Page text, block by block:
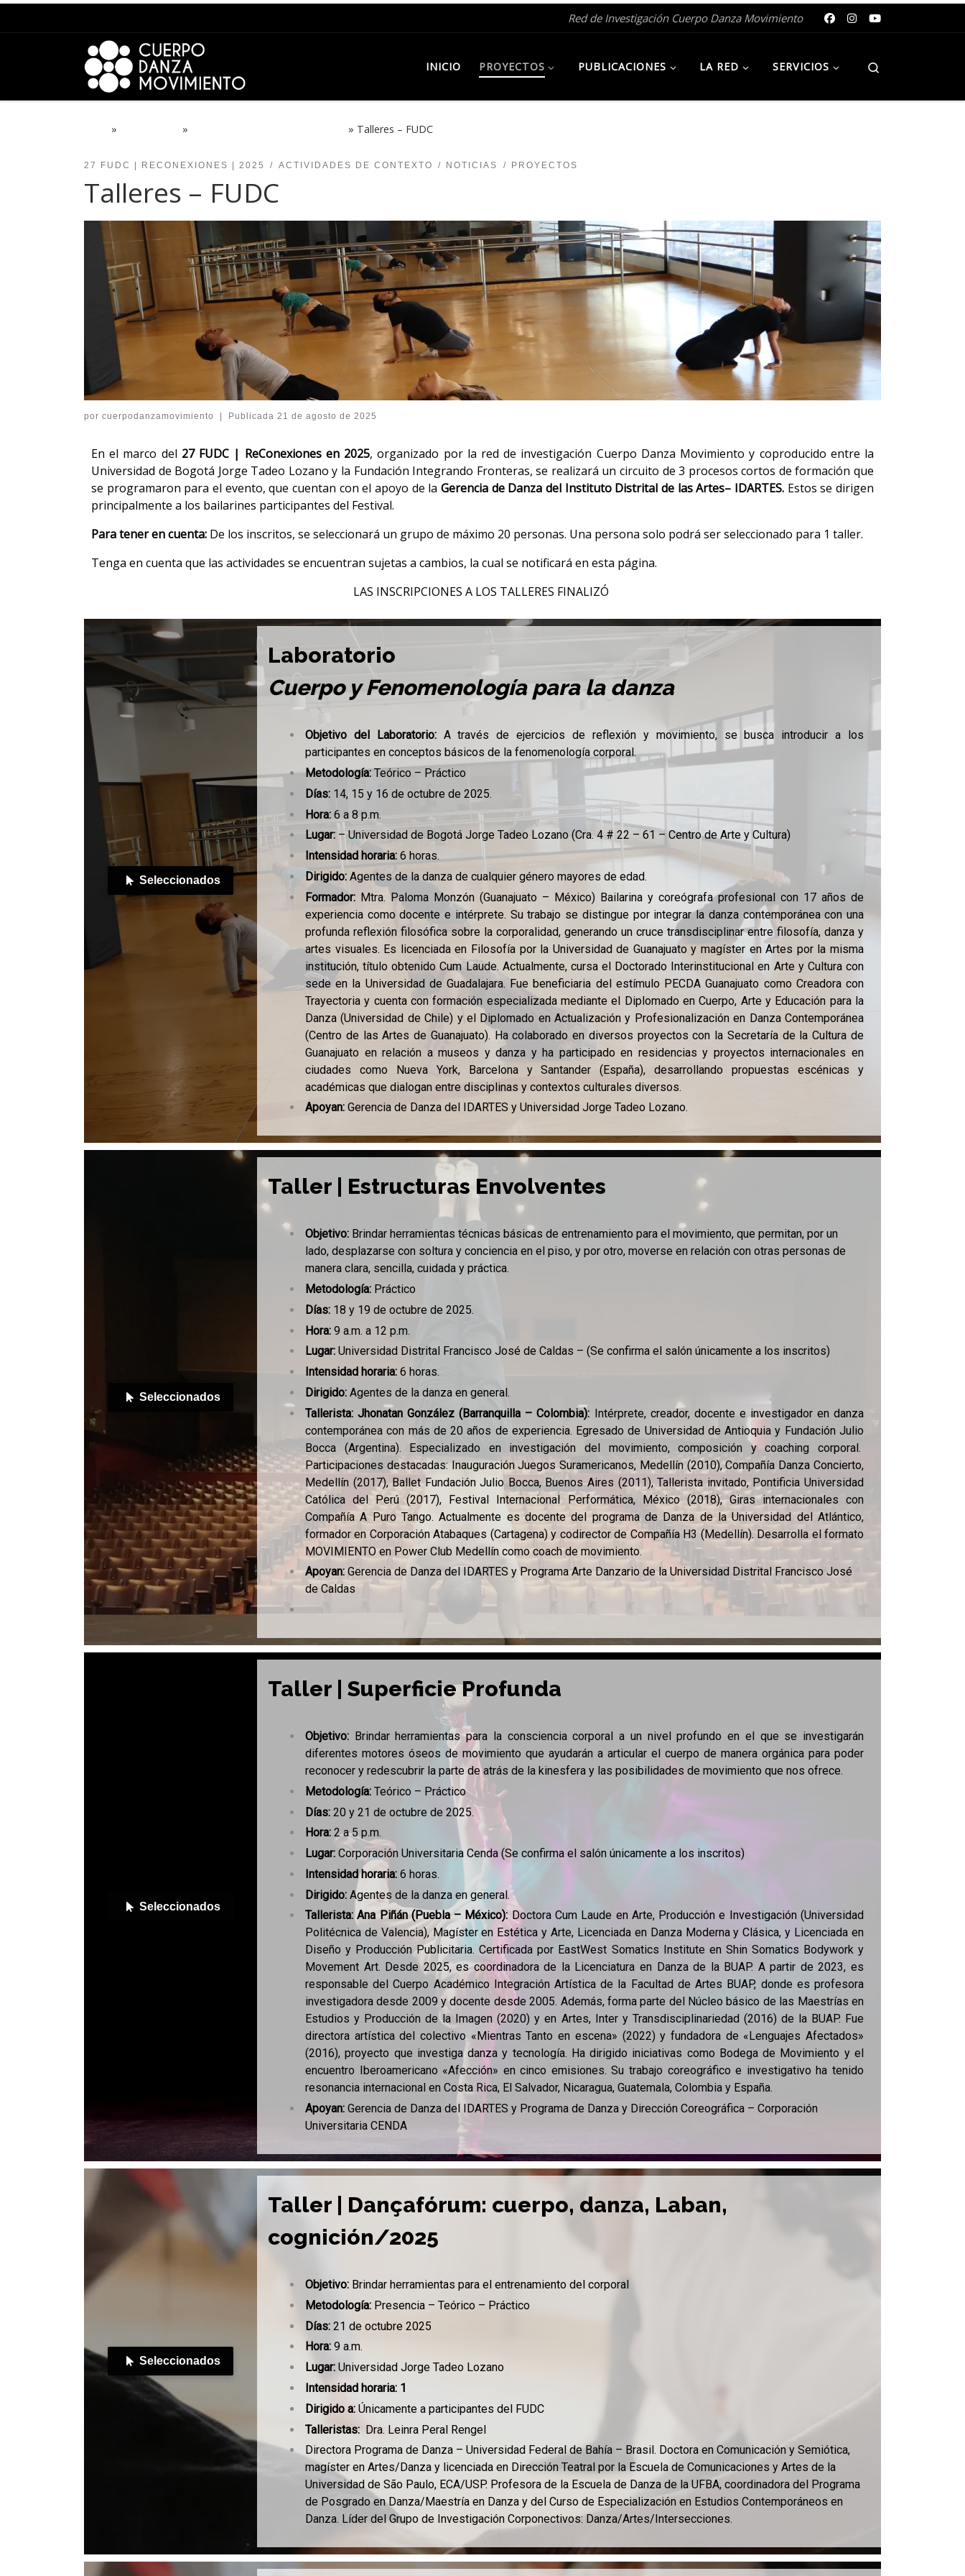
Red de Investigación Cuerpo Danza Movimiento
INICIO PROYECTOS PUBLICACIONES LA RED SERVICIOS
» » » Talleres – FUDC
27 FUDC | RECONEXIONES | 2025 ACTIVIDADES DE CONTEXTO NOTICIAS PROYECTOS
Talleres – FUDC
por cuerpodanzamovimiento | Publicada 21 de agosto de 2025
En el marco del 27 FUDC | ReConexiones en 2025, organizado por la red de investigación Cuerpo Danza Movimiento y coproducido entre la
Universidad de Bogotá Jorge Tadeo Lozano y la Fundación Integrando Fronteras, se realizará un circuito de 3 procesos cortos de formación que
se programaron para el evento, que cuentan con el apoyo de la Gerencia de Danza del Instituto Distrital de las Artes– IDARTES. Estos se dirigen
principalmente a los bailarines participantes del Festival.
Para tener en cuenta: De los inscritos, se seleccionará un grupo de máximo 20 personas. Una persona solo podrá ser seleccionado para 1 taller.
Tenga en cuenta que las actividades se encuentran sujetas a cambios, la cual se notificará en esta página.
LAS INSCRIPCIONES A LOS TALLERES FINALIZÓ
Seleccionados
Laboratorio
Cuerpo y Fenomenología para la danza
Objetivo del Laboratorio: A través de ejercicios de reflexión y movimiento, se busca introducir a los
participantes en conceptos básicos de la fenomenología corporal.
Metodología:Teórico – Práctico
Días: 14, 15 y 16 de octubre de 2025.
Hora: 6 a 8 p.m.
Lugar: – Universidad de Bogotá Jorge Tadeo Lozano (Cra. 4 # 22 – 61 – Centro de Arte y Cultura)
Intensidad horaria: 6 horas.
Dirigido: Agentes de la danza de cualquier género mayores de edad.
Formador: Mtra. Paloma Monzón (Guanajuato – México) Bailarina y coreógrafa profesional con 17 años de
experiencia como docente e intérprete. Su trabajo se distingue por integrar la danza contemporánea con una
profunda reflexión filosófica sobre la corporalidad, generando un cruce transdisciplinar entre filosofía, danza y
artes visuales. Es licenciada en Filosofía por la Universidad de Guanajuato y magíster en Artes por la misma
institución, título obtenido Cum Laude. Actualmente, cursa el Doctorado Interinstitucional en Arte y Cultura con
sede en la Universidad de Guadalajara. Fue beneficiaria del estímulo PECDA Guanajuato como Creadora con
Trayectoria y cuenta con formación especializada mediante el Diplomado en Cuerpo, Arte y Educación para la
Danza (Universidad de Chile) y el Diplomado en Actualización y Profesionalización en Danza Contemporánea
(Centro de las Artes de Guanajuato). Ha colaborado en diversos proyectos con la Secretaría de la Cultura de
Guanajuato en relación a museos y danza y ha participado en residencias y proyectos internacionales en
ciudades como Nueva York, Barcelona y Santander (España), desarrollando propuestas escénicas y
académicas que dialogan entre disciplinas y contextos culturales diversos.
Apoyan: Gerencia de Danza del IDARTES y Universidad Jorge Tadeo Lozano.
Seleccionados
Taller | Estructuras Envolventes
Objetivo: Brindar herramientas técnicas básicas de entrenamiento para el movimiento, que permitan, por un
lado, desplazarse con soltura y conciencia en el piso, y por otro, moverse en relación con otras personas de
manera clara, sencilla, cuidada y práctica.
Metodología: Práctico
Días: 18 y 19 de octubre de 2025.
Hora: 9 a.m. a 12 p.m.
Lugar: Universidad Distrital Francisco José de Caldas – (Se confirma el salón únicamente a los inscritos)
Intensidad horaria: 6 horas.
Dirigido: Agentes de la danza en general.
Tallerista: Jhonatan González (Barranquilla – Colombia): Intérprete, creador, docente e investigador en danza
contemporánea con más de 20 años de experiencia. Egresado de Universidad de Antioquia y Fundación Julio
Bocca (Argentina). Especializado en investigación del movimiento, composición y coaching corporal.
Participaciones destacadas: Inauguración Juegos Suramericanos, Medellín (2010), Compañía Danza Concierto,
Medellín (2017), Ballet Fundación Julio Bocca, Buenos Aires (2011), Tallerista invitado, Pontificia Universidad
Católica del Perú (2017), Festival Internacional Performática, México (2018), Giras internacionales con
Compañía A Puro Tango. Actualmente es docente del programa de Danza de la Universidad del Atlántico,
formador en Corporación Atabaques (Cartagena) y codirector de Compañía H3 (Medellín). Desarrolla el formato
MOVIMIENTO en Power Club Medellín como coach de movimiento.
Apoyan: Gerencia de Danza del IDARTES y Programa Arte Danzario de la Universidad Distrital Francisco José
de Caldas
Seleccionados
Taller | Superficie Profunda
Objetivo: Brindar herramientas para la consciencia corporal a un nivel profundo en el que se investigarán
diferentes motores óseos de movimiento que ayudarán a articular el cuerpo de manera orgánica para poder
reconocer y redescubrir la parte de atrás de la kinesfera y las posibilidades de movimiento que nos ofrece.
Metodología: Teórico – Práctico
Días: 20 y 21 de octubre de 2025.
Hora: 2 a 5 p.m.
Lugar: Corporación Universitaria Cenda (Se confirma el salón únicamente a los inscritos)
Intensidad horaria: 6 horas.
Dirigido: Agentes de la danza en general.
Tallerista: Ana Piñán (Puebla – México): Doctora Cum Laude en Arte, Producción e Investigación (Universidad
Politécnica de Valencia), Magíster en Estética y Arte, Licenciada en Danza Moderna y Clásica, y Licenciada en
Diseño y Producción Publicitaria. Certificada por EastWest Somatics Institute en Shin Somatics Bodywork y
Movement Art. Desde 2025, es coordinadora de la Licenciatura en Danza de la BUAP. A partir de 2023, es
responsable del Cuerpo Académico Integración Artística de la Facultad de Artes BUAP, donde es profesora
investigadora desde 2009 y docente desde 2005. Además, forma parte del Núcleo básico de las Maestrías en
Estudios y Producción de la Imagen (2020) y en Artes, Inter y Transdisciplinariedad (2016) de la BUAP. Fue
directora artística del colectivo «Mientras Tanto en escena» (2022) y fundadora de «Lenguajes Afectados»
(2016), proyecto que investiga danza y tecnología. Ha dirigido iniciativas como Bodega de Movimiento y el
encuentro Iberoamericano «Afección» en cinco emisiones. Su trabajo coreográfico e investigativo ha tenido
resonancia internacional en Costa Rica, El Salvador, Nicaragua, Guatemala, Colombia y España.
Apoyan: Gerencia de Danza del IDARTES y Programa de Danza y Dirección Coreográfica – Corporación
Universitaria CENDA
Seleccionados
Taller | Dançafórum: cuerpo, danza, Laban,
cognición/2025
Objetivo: Brindar herramientas para el entrenamiento del corporal
Metodología: Presencia – Teórico – Práctico
Días: 21 de octubre 2025
Hora: 9 a.m.
Lugar: Universidad Jorge Tadeo Lozano
Intensidad horaria: 1
Dirigido a: Únicamente a participantes del FUDC
Talleristas: Dra. Leinra Peral Rengel
Directora Programa de Danza – Universidad Federal de Bahía – Brasil. Doctora en Comunicación y Semiótica,
magíster en Artes/Danza y licenciada en Dirección Teatral por la Escuela de Comunicaciones y Artes de la
Universidad de São Paulo, ECA/USP. Profesora de la Escuela de Danza de la UFBA, coordinadora del Programa
de Posgrado en Danza/Maestría en Danza y del Curso de Especialización en Estudios Contemporáneos en
Danza. Líder del Grupo de Investigación Corponectivos: Danza/Artes/Intersecciones.